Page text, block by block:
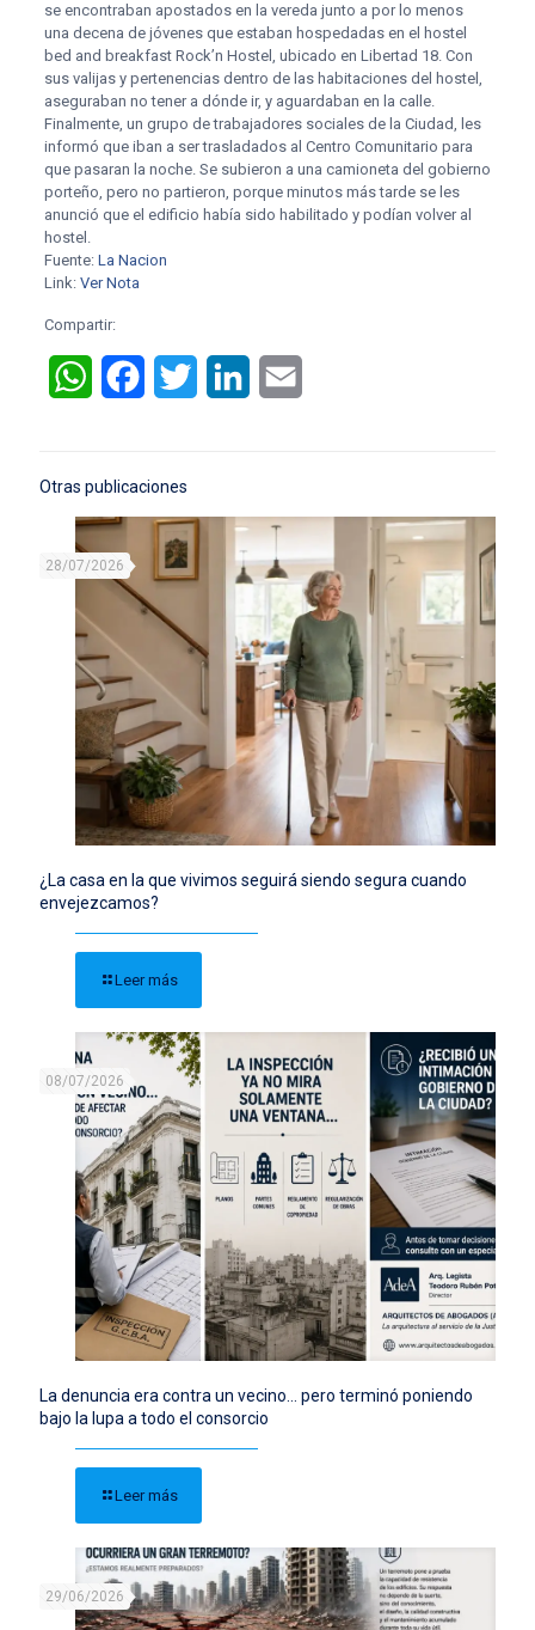
se encontraban apostados en la vereda junto a por lo menos
una decena de jóvenes que estaban hospedadas en el hostel
bed and breakfast Rock’n Hostel, ubicado en Libertad 18. Con
sus valijas y pertenencias dentro de las habitaciones del hostel,
aseguraban no tener a dónde ir, y aguardaban en la calle.
Finalmente, un grupo de trabajadores sociales de la Ciudad, les
informó que iban a ser trasladados al Centro Comunitario para
que pasaran la noche. Se subieron a una camioneta del gobierno
porteño, pero no partieron, porque minutos más tarde se les
anunció que el edificio había sido habilitado y podían volver al
hostel.
Fuente: La Nacion
Link: Ver Nota
Compartir:
WhatsAppFacebookTwitter LinkedIn
Otras publicaciones
28/07/2026
¿La casa en la que vivimos seguirá siendo segura cuando
envejezcamos?
Leer más
08/07/2026
La denuncia era contra un vecino… pero terminó poniendo
bajo la lupa a todo el consorcio
Leer más
29/06/2026